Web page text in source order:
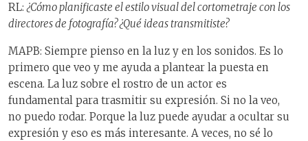
RL:¿Cómo planificaste el estilo visual del cortometraje con los
directores de fotografía? ¿Qué ideas transmitiste?
MAPB: Siempre pienso en la luz y en los sonidos. Es lo
primero que veo y me ayuda a plantear la puesta en
escena. La luz sobre el rostro de un actor es
fundamental para trasmitir su expresión. Si no la veo,
no puedo rodar. Porque la luz puede ayudar a ocultar su
expresión y eso es más interesante. A veces, no sé lo